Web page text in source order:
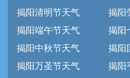
揭阳清明节天气
揭阳
揭阳端午节天气
揭阳
揭阳中秋节天气
揭阳
揭阳万圣节天气
揭阳